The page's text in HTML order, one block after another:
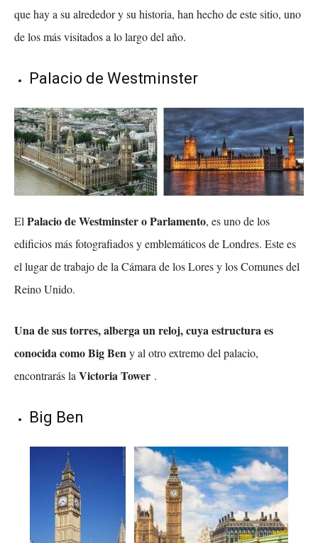
que hay a su alrededor y su historia, han hecho de este sitio, uno
de los más visitados a lo largo del año.
Palacio de Westminster
El Palacio de Westminster o Parlamento, es uno de los
edificios más fotografiados y emblemáticos de Londres. Este es
el lugar de trabajo de la Cámara de los Lores y los Comunes del
Reino Unido.
Una de sus torres, alberga un reloj, cuya estructura es
conocida como Big Ben y al otro extremo del palacio,
encontrarás la Victoria Tower .
Big Ben